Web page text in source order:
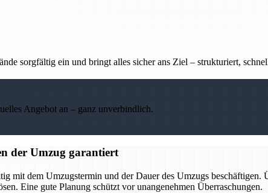
sorgfältig ein und bringt alles sicher ans Ziel – strukturiert,
Angebot an – ganz unverbindlich.
der Umzug garantiert
mit dem Umzugstermin und der Dauer des Umzugs
Eine gute Planung schützt vor unangenehmen Überraschungen.